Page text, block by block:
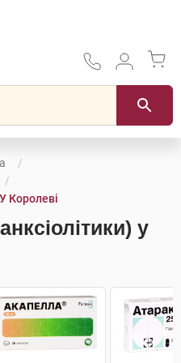
Королеві
у